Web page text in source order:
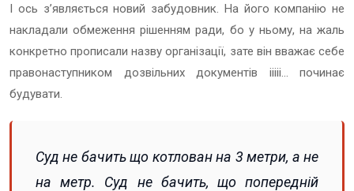
І ось зʼявляється новий забудовник. На його компанію не
накладали обмеження рішенням ради, бо у ньому, на жаль
конкретно прописали назву організації, зате він вважає себе
правонаступником дозвільних документів ііііі… починає
будувати.
Суд не бачить що котлован на 3 метри, а не
на метр. Суд не бачить, що попередній